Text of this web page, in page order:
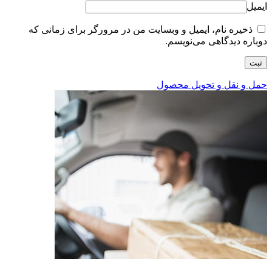
ایمیل
ذخیره نام، ایمیل و وبسایت من در مرورگر برای زمانی که
دوباره دیدگاهی می‌نویسم.
حمل و نقل و تحویل محصول